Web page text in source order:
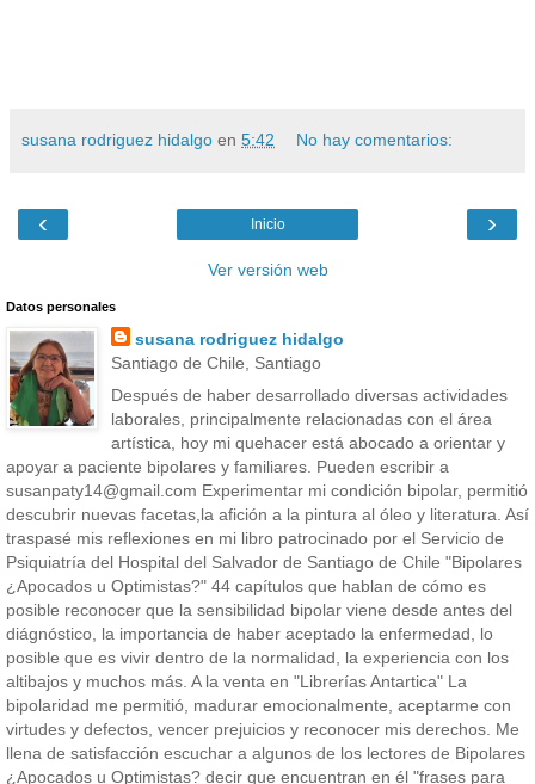
susana rodriguez hidalgo en 5:42 No hay comentarios:
‹ ›
Inicio
Ver versión web
Datos personales
susana rodriguez hidalgo
Santiago de Chile, Santiago
Después de haber desarrollado diversas actividades
laborales, principalmente relacionadas con el área
artística, hoy mi quehacer está abocado a orientar y
apoyar a paciente bipolares y familiares. Pueden escribir a
susanpaty14@gmail.com Experimentar mi condición bipolar, permitió
descubrir nuevas facetas,la afición a la pintura al óleo y literatura. Así
traspasé mis reflexiones en mi libro patrocinado por el Servicio de
Psiquiatría del Hospital del Salvador de Santiago de Chile "Bipolares
¿Apocados u Optimistas?" 44 capítulos que hablan de cómo es
posible reconocer que la sensibilidad bipolar viene desde antes del
diágnóstico, la importancia de haber aceptado la enfermedad, lo
posible que es vivir dentro de la normalidad, la experiencia con los
altibajos y muchos más. A la venta en "Librerías Antartica" La
bipolaridad me permitió, madurar emocionalmente, aceptarme con
virtudes y defectos, vencer prejuicios y reconocer mis derechos. Me
llena de satisfacción escuchar a algunos de los lectores de Bipolares
¿Apocados u Optimistas? decir que encuentran en él "frases para